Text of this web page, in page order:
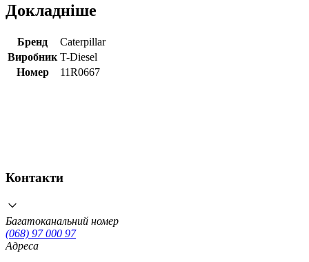
Докладніше
Бренд
Caterpillar
Виробник T-Diesel
Номер
11R0667
Контакти
Багатоканальний номер
(068) 97 000 97
Адреса